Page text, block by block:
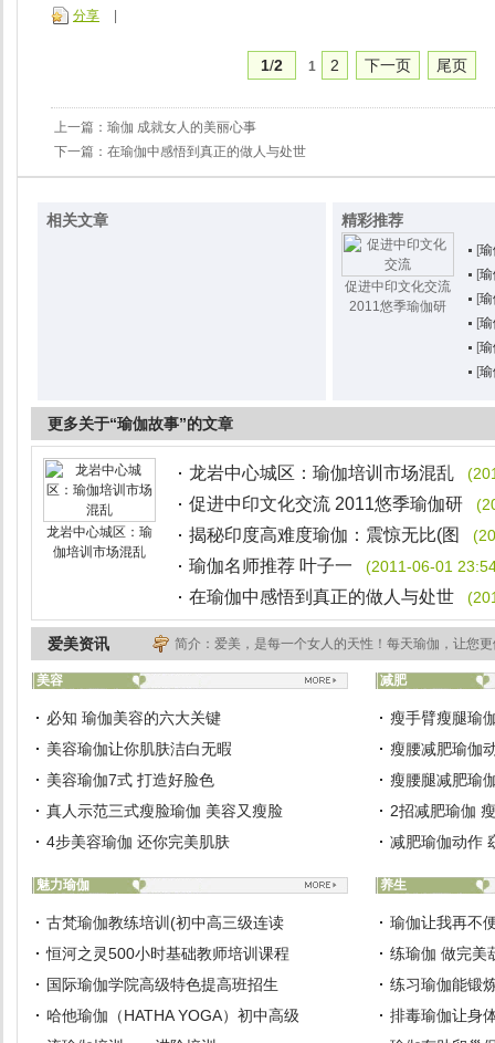
分享
1/2 1 2 下一页 尾页
上一篇： 瑜伽 成就女人的美丽心事
下一篇： 在瑜伽中感悟到真正的做人与处世
相关文章 精彩推荐
促进中印文化交流
2011悠季瑜伽研
[
[
[
[
[
[
更多关于“瑜伽故事”的文章
龙岩中心城区：瑜
伽培训市场混乱
龙岩中心城区：瑜伽培训市场混乱
促进中印文化交流 2011悠季瑜伽研
揭秘印度高难度瑜伽：震惊无比(图
瑜伽名师推荐 叶子一 (2011-06-01
在瑜伽中感悟到真正的做人与处世
爱美资讯 简介：爱美，是每一个女人的天性！每天瑜伽，让您
美容
必知 瑜伽美容的六大关键
美容瑜伽让你肌肤洁白无暇
美容瑜伽7式 打造好脸色
真人示范三式瘦脸瑜伽 美容又瘦脸
4步美容瑜伽 还你完美肌肤
减肥
瘦手臂瘦腿瑜
瘦腰减肥瑜伽
瘦腰腿减肥瑜
2招减肥瑜伽
减肥瑜伽动作
魅力瑜伽
古梵瑜伽教练培训(初中高三级连读
恒河之灵500小时基础教师培训课程
国际瑜伽学院高级特色提高班招生
哈他瑜伽（HATHA YOGA）初中高级
养生
瑜伽让我再不
练瑜伽 做完美
练习瑜伽能锻
排毒瑜伽让身